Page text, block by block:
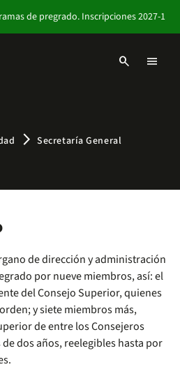
de pregrado. Inscripciones 2027-1
search menu
arrow_forward_ios Secretaría General
de dirección y administración
por nueve miembros, así: el
del Consejo Superior, quienes
y siete miembros más,
de entre los Consejeros
dos años, reelegibles hasta por